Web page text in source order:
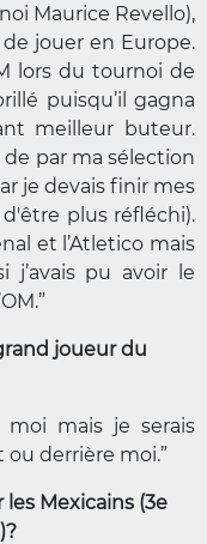
Maurice Revello),
jouer en Europe.
lors du tournoi de
puisqu’il gagna
meilleur buteur.
de par ma sélection
je devais finir mes
plus réfléchi).
et l’Atletico mais
j’avais pu avoir le
joueur du
mais je serais
derrière moi.”
Mexicains (3e